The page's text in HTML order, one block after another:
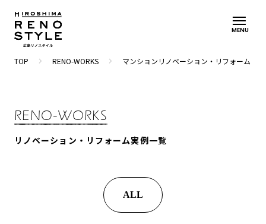
MENU
TOP navigate_next RENO-WORKS navigate_next マンションリノベーション・リフォーム
RENO-WORKS
リノベーション・リフォーム実例一覧
ALL